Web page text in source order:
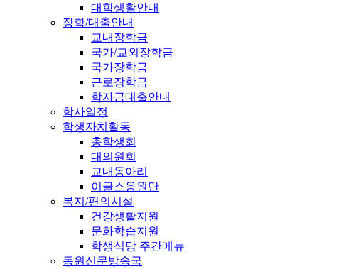
대학생활안내
장학/대출안내
교내장학금
국가/교외장학금
국가장학금
근로장학금
학자금대출안내
학사일정
학생자치활동
총학생회
대의원회
교내동아리
이글스응원단
복지/편의시설
건강생활지원
문화학습지원
학생식당 주간메뉴
동원신문방송국